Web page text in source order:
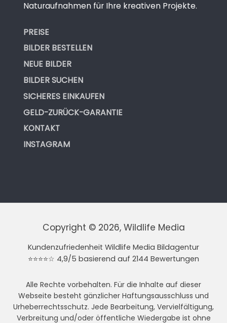
Naturaufnahmen für Ihre kreativen Projekte.
PREISE
BILDER BESTELLEN
NEUE BILDER
BILDER SUCHEN
SICHERES EINKAUFEN
GELD-ZURÜCK-GARANTIE
KONTAKT
INSTAGRAM
Copyright © 2026, Wildlife Media
Kundenzufriedenheit Wildlife Media Bildagentur
⭐⭐⭐⭐☆ 4,9/5 basierend auf 2144 Bewertungen
Alle Rechte vorbehalten. Für die Inhalte auf dieser
Webseite besteht gänzlicher Haftungsausschluss und
Urheberrechtsschutz. Jede Bearbeitung, Vervielfältigung,
Verbreitung und/oder öffentliche Wiedergabe ist ohne